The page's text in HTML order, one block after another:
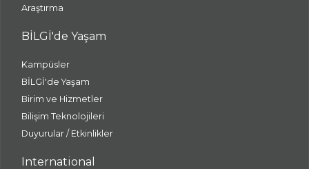
Araştırma
BİLGİ'de Yaşam
Kampüsler
BİLGİ'de Yaşam
Birim ve Hizmetler
Bilişim Teknolojileri
Duyurular / Etkinlikler
International